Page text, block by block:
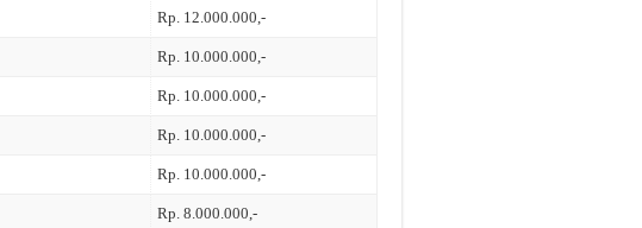
Rp. 12.000.000,-
Rp. 10.000.000,-
Rp. 10.000.000,-
Rp. 10.000.000,-
Rp. 10.000.000,-
Rp. 8.000.000,-